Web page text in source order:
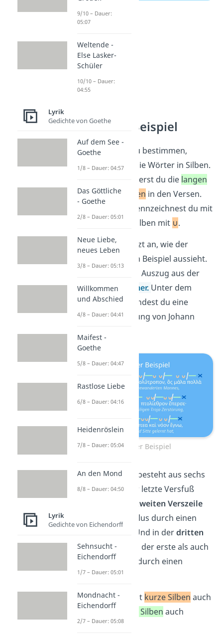
Hexameter Beispiel
Um dasVersmaß
zu bestimmen,
zerlegst du zuerst die Wörter in Silben.
Anschließend markierst du die langen
und diekurzen Silben in den Versen.
Die langen Silben kennzeichnest du mit
und die kurzen Silben mit ∪.
Schauen wir uns jetzt an, wie der
Hexameter in einem Beispiel aussieht.
Hier siehst du einen Auszug aus der
„Odyssee“von Homer. Unter dem
griechischen Text findest du eine
deutsche Übersetzung von Johann
Hexameter Beispiel
Dieerste Verszeile
besteht aus sechs
Daktylen, wobei der letzte Versfuß
zweiten Verszeile
ist der zweite Daktylus durch einen
Spondeus ersetzt. Und in derdritten
Verszeileist sowohl der erste als auch
der zweite Versfuß durch einen
Spondeus ersetzt.
Übrigens:Du kannst kurze Silben auch
„Kürzen“ und
lange Silben auch
„Längen“ nennen.
9/10 – Dauer:
05:07
Weltende -
Else Lasker-
Schüler
10/10 – Dauer:
04:55
Lyrik
Gedichte von Goethe
Auf dem See -
Goethe
1/8 – Dauer: 04:57
Das Göttliche
- Goethe
2/8 – Dauer: 05:01
Neue Liebe,
neues Leben
3/8 – Dauer: 05:13
Willkommen
und Abschied
4/8 – Dauer: 04:41
Maifest -
Goethe
5/8 – Dauer: 04:47
Rastlose Liebe
6/8 – Dauer: 04:16
Heidenröslein
7/8 – Dauer: 05:04
An den Mond
8/8 – Dauer: 04:50
Lyrik
Gedichte von Eichendorff
Sehnsucht -
Eichendorff
1/7 – Dauer: 05:01
Mondnacht -
Eichendorff
2/7 – Dauer: 05:08